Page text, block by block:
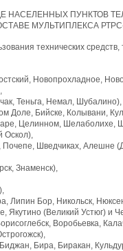
НАСЕЛЕННЫХ ПУНКТОВ
МУЛЬТИПЛЕКСА
технических
Новопрохладное,
Теньга, Немал, Шубалино),
Доле, Бийске, Колывани,
Целинном, Шелаболихе,
Оскол),
Почепе, Шведчиках, Алешне
Знаменск),
Липин Бор, Никольск,
Якутино (Великий Устюг) и
Воробьевка,
Бира, Биракан,